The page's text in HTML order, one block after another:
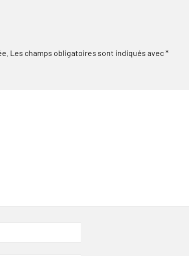
Les champs obligatoires sont indiqués avec*